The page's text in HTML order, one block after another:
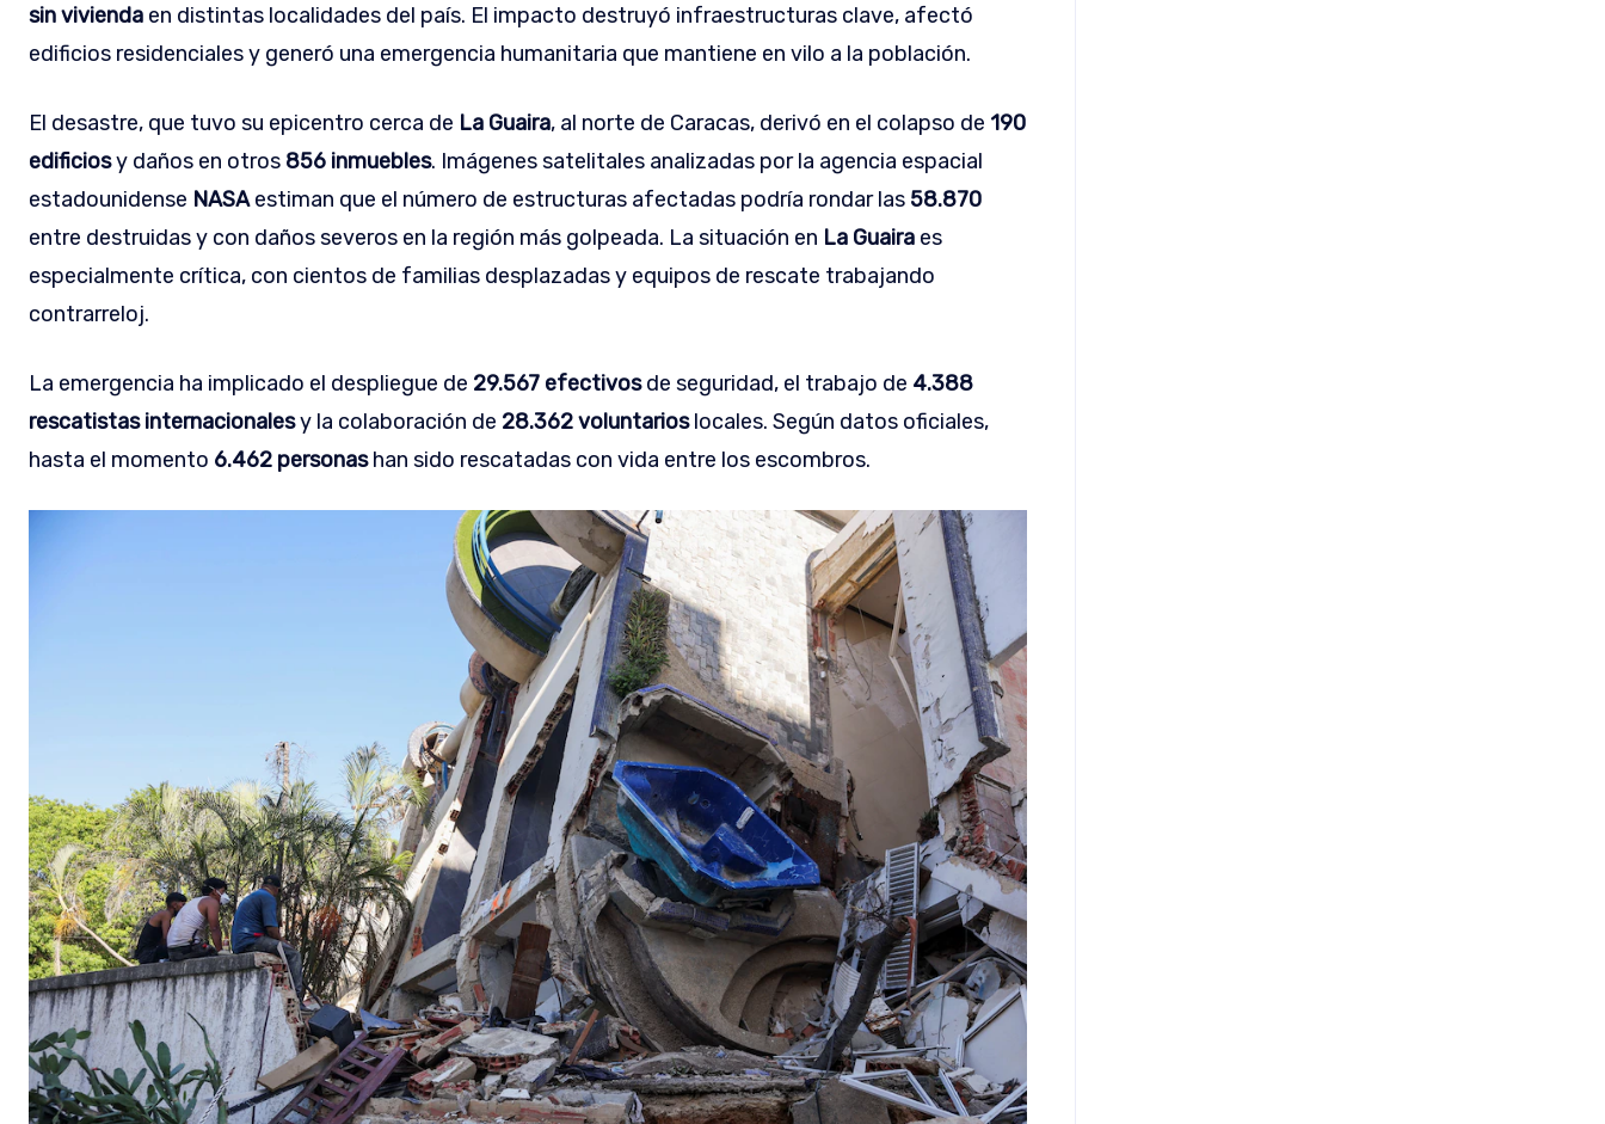
sin vivienda en distintas localidades del país. El impacto destruyó infraestructuras clave, afectó
edificios residenciales y generó una emergencia humanitaria que mantiene en vilo a la población.
El desastre, que tuvo su epicentro cerca de La Guaira, al norte de Caracas, derivó en el colapso de 190
edificiosy daños en otros 856 inmuebles. Imágenes satelitales analizadas por la agencia espacial
estadounidense NASAestiman que el número de estructuras afectadas podría rondar las 58.870
entre destruidas y con daños severos en la región más golpeada. La situación en La Guaira es
especialmente crítica, con cientos de familias desplazadas y equipos de rescate trabajando
contrarreloj.
La emergencia ha implicado el despliegue de 29.567 efectivosde seguridad, el trabajo de 4.388
rescatistas internacionalesy la colaboración de 28.362 voluntarioslocales. Según datos oficiales,
hasta el momento 6.462 personashan sido rescatadas con vida entre los escombros.